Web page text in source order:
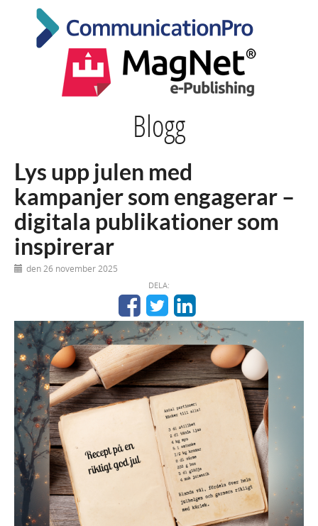
Blogg
Lys upp julen med
kampanjer som engagerar –
digitala publikationer som
inspirerar
den 26 november 2025
DELA: